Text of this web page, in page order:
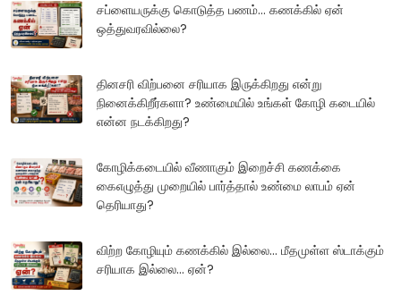
சப்ளையருக்கு கொடுத்த பணம்... கணக்கில் ஏன்
ஒத்துவரவில்லை?
தினசரி விற்பனை சரியாக இருக்கிறது என்று
நினைக்கிறீர்களா? உண்மையில் உங்கள் கோழி கடையில்
என்ன நடக்கிறது?
கோழிக்கடையில் வீணாகும் இறைச்சி கணக்கை
கைஎழுத்து முறையில் பார்த்தால் உண்மை லாபம் ஏன்
தெரியாது?
விற்ற கோழியும் கணக்கில் இல்லை... மீதமுள்ள ஸ்டாக்கும்
சரியாக இல்லை... ஏன்?